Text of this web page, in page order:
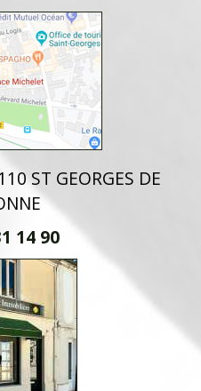
ST GEORGES DE
14 90